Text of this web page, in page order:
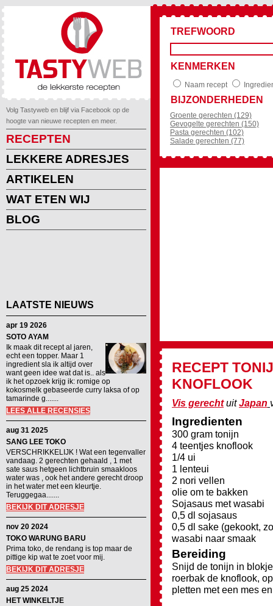
Volg Tastyweb en blijf via Facebook op de
hoogte van nieuwe recepten en meer.
RECEPTEN
LEKKERE ADRESJES
ARTIKELEN
WAT ETEN WIJ
BLOG
LAATSTE NIEUWS
apr 19 2026
SOTO AYAM
Ik maak dit recept al jaren,
echt een topper. Maar 1
ingredient sla ik altijd over
want geen idee wat dat is.. als
ik het opzoek krijg ik: romige op
kokosmelk gebaseerde curry laksa of op
tamarinde g.......
LEES ALLE RECENSIES
aug 31 2025
SANG LEE TOKO
VERSCHRIKKELIJK ! Wat een tegenvaller
vandaag. 2 gerechten gehaald , 1 met
sate saus hetgeen lichtbruin smaakloos
water was , ook het andere gerecht droop
in het water met een kleurtje.
Teruggegaa.......
BEKIJK DIT ADRESJE
nov 20 2024
TOKO WARUNG BARU
Prima toko, de rendang is top maar de
pittige kip wat te zoet voor mij.
BEKIJK DIT ADRESJE
aug 25 2024
HET WINKELTJE
TREFWOORD
KENMERKEN
Naam recept
BIJZONDERHEDEN
Groente gerechten (129)
Gevogelte gerechten (150)
Pasta gerechten (102)
Salade gerechten (77)
RECEPT
KNOFLOOK
Vis gerechtuitJapan
Ingredienten
300 gram tonijn
4 teentjes knoflook
1/4 ui
1 lenteui
2 nori vellen
olie om te bakken
Sojasaus met wasabi
0,5 dl sojasaus
0,5 dl sake (gekookt,
wasabi naar smaak
Bereiding
Snijd de tonijn in
roerbak de knoflook,
pletten met een mes